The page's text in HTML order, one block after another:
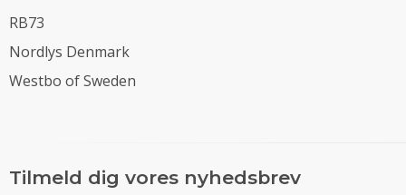
RB73
Nordlys Denmark
Westbo of Sweden
Tilmeld dig vores nyhedsbrev